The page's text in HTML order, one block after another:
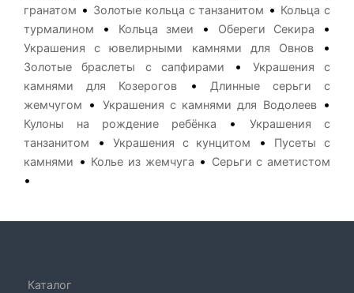
гранатом • Золотые кольца с танзанитом • Кольца с
турмалином
• Кольца змеи • Обереги Секира •
Украшения с ювелирными камнями для Овнов•
Золотые браслеты с сапфирами •
Украшения с
камнями для Козерогов•Длинные серьги с
жемчугом
• Украшения с камнями для Водолеев•
Кулоны на рождение ребёнка •Украшения с
танзанитом
•Украшения с кунцитом •
Пусеты с
камнями • Колье из жемчуга • Серьги с аметистом
•
Каталог